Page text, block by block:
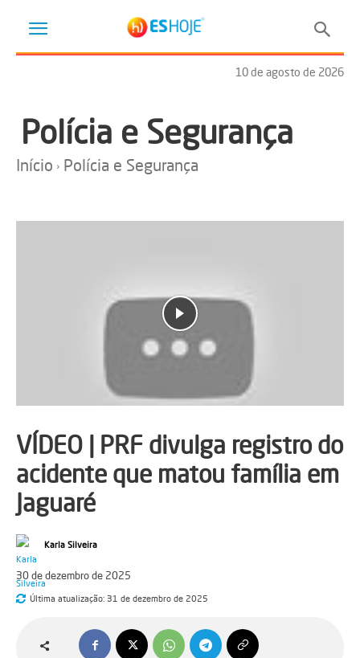
10 de agosto de 2026
Polícia e Segurança
Início Polícia e Segurança
VÍDEO | PRF divulga registro do
acidente que matou família em
Jaguaré
Karla Silveira
30 de dezembro de 2025
Última atualização: 31 de dezembro de 2025